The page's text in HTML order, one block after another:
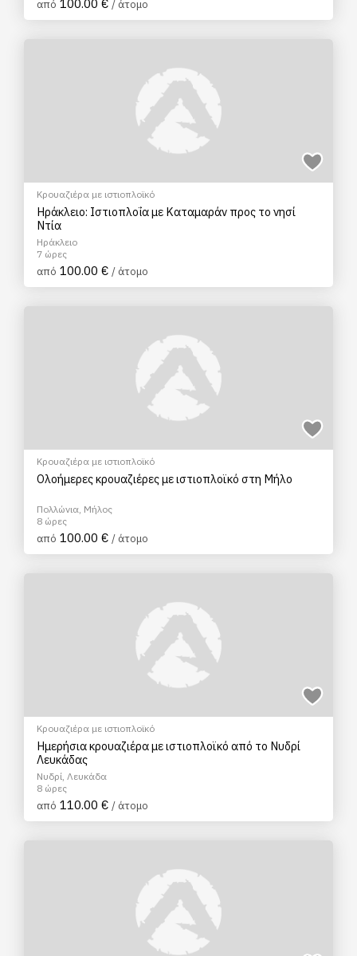
από 100.00 € / άτομο
Κρουαζιέρα με ιστιοπλοϊκό
Ηράκλειο: Ιστιοπλοΐα με Καταμαράν προς το νησί
Ντία
Ηράκλειο
7 ώρες
από 100.00 € / άτομο
Κρουαζιέρα με ιστιοπλοϊκό
Ολοήμερες κρουαζιέρες με ιστιοπλοϊκό στη Μήλο
Πολλώνια, Μήλος
8 ώρες
από 100.00 € / άτομο
Κρουαζιέρα με ιστιοπλοϊκό
Ημερήσια κρουαζιέρα με ιστιοπλοϊκό από το Νυδρί
Λευκάδας
Νυδρί, Λευκάδα
8 ώρες
από 110.00 € / άτομο